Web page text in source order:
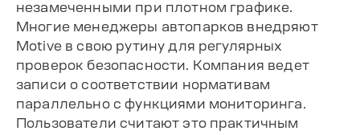
незамеченными при плотном графике.
Многие менеджеры автопарков внедряют
Motive в свою рутину для регулярных
проверок безопасности. Компания ведет
записи о соответствии нормативам
параллельно с функциями мониторинга.
Пользователи считают это практичным